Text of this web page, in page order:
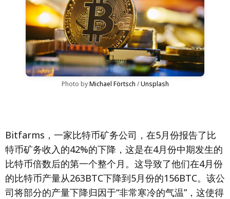
Photo by Michael Förtsch / Unsplash
Bitfarms，一家比特币矿务公司，在5月份报告了比
特币矿务收入的42%的下降，这是在4月份中期发生的
比特币倍数后的第一个整个月。这导致了他们在4月份
的比特币产量从263BTC下降到5月份的156BTC。该公
司将部分的产量下降归因于“非常寒冷的气温”，这使得